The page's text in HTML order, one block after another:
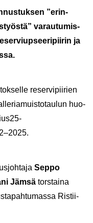
”erin­
va­rau­tu­mis­
ja
re­ser­vi­pii­rien
huo­
Seppo
Jämsä tors­tai­na
Ris­tii­